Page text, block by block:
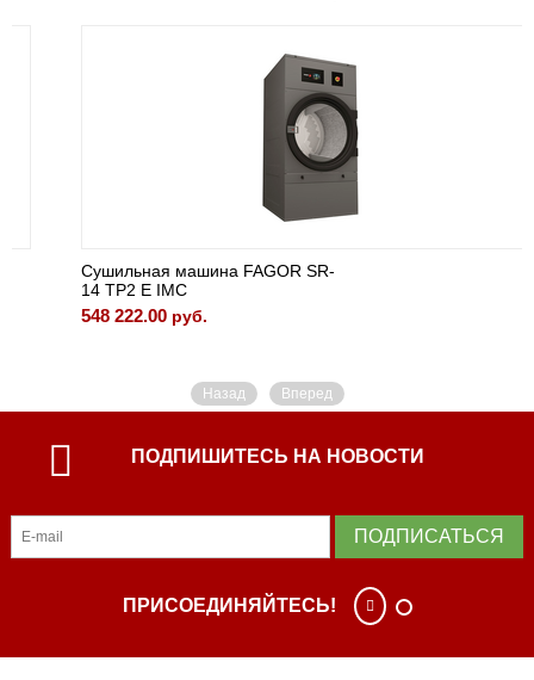
Сушильная машина FAGOR SR-
14 TP2 E IMC
548 222.00 руб.
Назад Вперед
ПОДПИШИТЕСЬ НА НОВОСТИ
ПОДПИСАТЬСЯ
ПРИСОЕДИНЯЙТЕСЬ!